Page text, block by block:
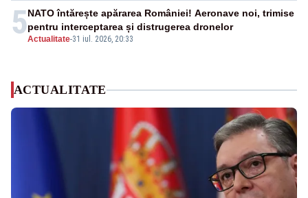
5Actualitate-31 iul. 2026, 20:33
NATO întărește apărarea României! Aeronave noi, trimise
pentru interceptarea și distrugerea dronelor
ACTUALITATE